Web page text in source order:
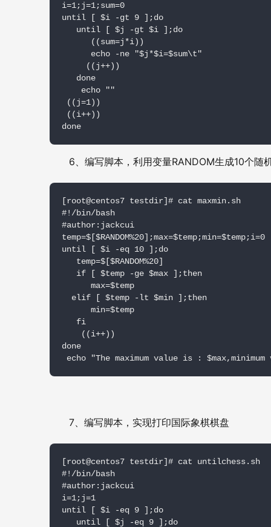
i=1;j=1;sum=0
until [ $i -gt 9 ];do
until [ $j -gt $i ];do
((sum=j*i))
echo -ne "$j*$i=$sum\t"
((j++))
done
echo ""
((j=1))
((i++))
done
6 、编写脚本，利用变量RANDOM生成10个随
[root@centos7 testdir]# cat maxmin.sh
#!/bin/bash
#author:jackcui
temp=$[$RANDOM%20];max=$temp;min=$temp;i=0
until [ $i -eq 10 ];do
temp=$[$RANDOM%20]
if [ $temp -ge $max ];then
max=$temp
elif [ $temp -lt $min ];then
min=$temp
fi
((i++))
done
echo "The maximum value is :
7 、编写脚本，实现打印国际象棋棋盘
[root@centos7 testdir]# cat untilchess.sh
#!/bin/bash
#author:jackcui
i=1;j=1
until [ $i -eq 9 ];do
until [ $j -eq 9 ];do